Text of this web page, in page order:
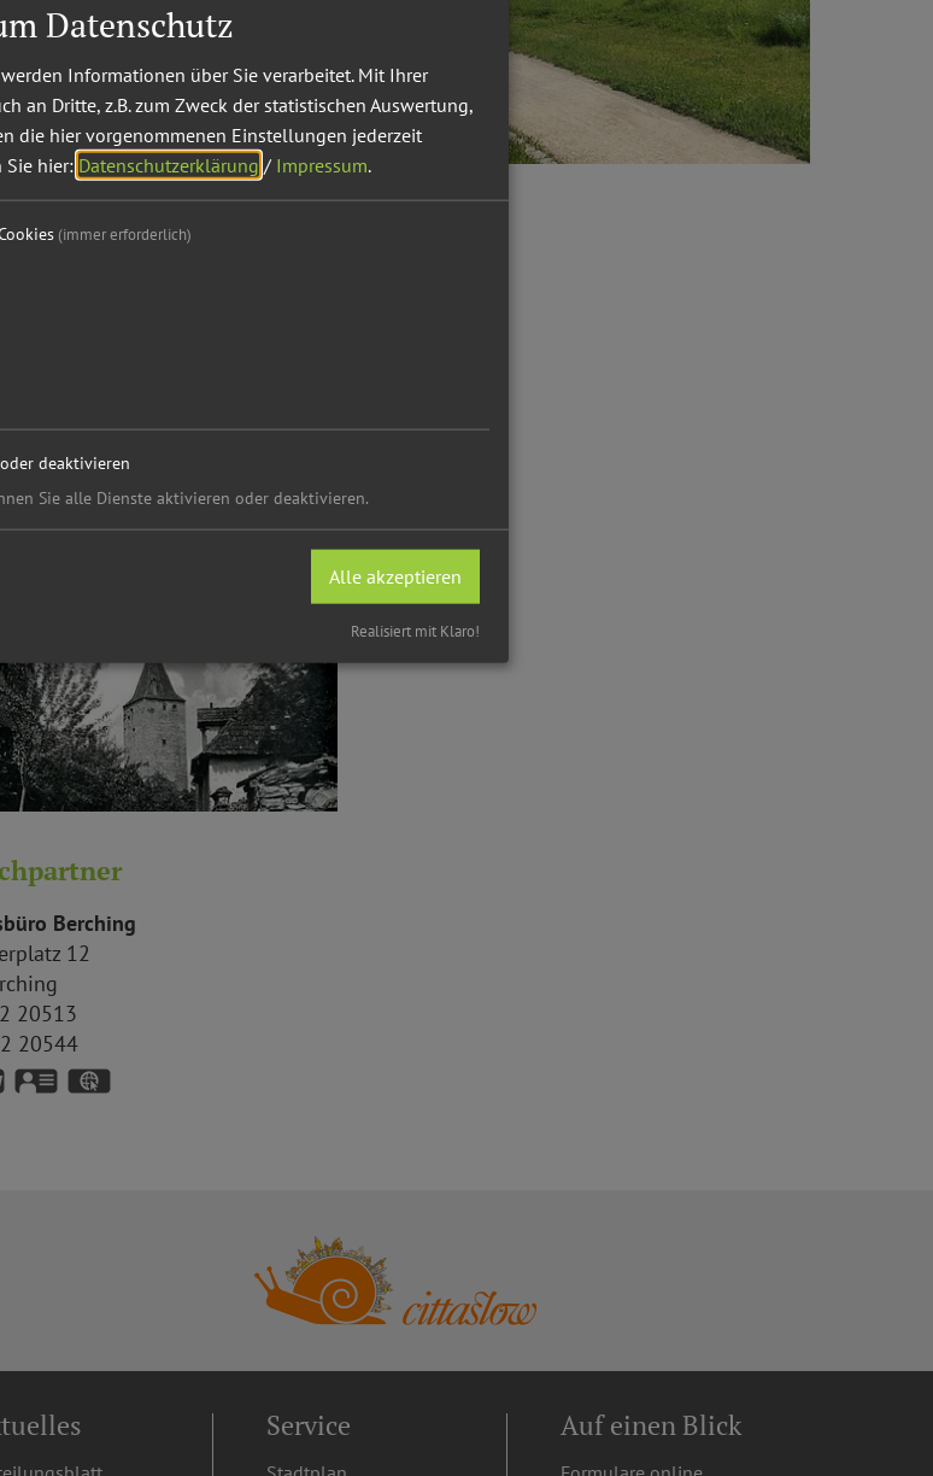
Berching
12
20513
20544
https://www.berching.de
vCard
Service Auf einen Blick
Datenschutz
Informationen über Sie verarbeitet. Mit Ihrer
an Dritte, z.B. zum Zweck der statistischen Auswertung,
die hier vorgenommenen Einstellungen jederzeit
Sie hier: Datenschutzerklärung / Impressum.
(immer erforderlich)
deaktivieren
Sie alle Dienste aktivieren oder deaktivieren.
Alle akzeptieren
Realisiert mit Klaro!